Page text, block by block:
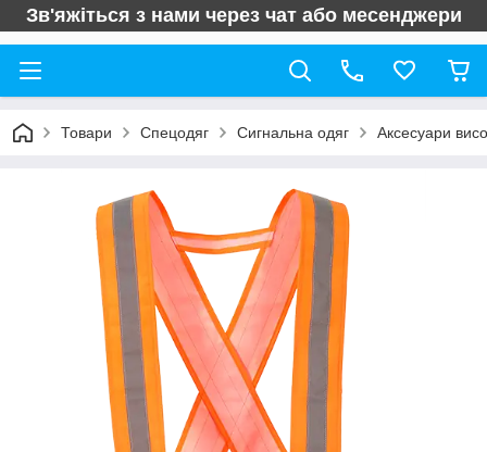
Зв'яжіться з нами через чат або месенджери
Товари Спецодяг Сигнальна одяг Аксесуари